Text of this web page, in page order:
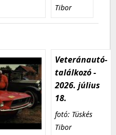
Tibor
Veteránautó-
találkozó -
2026. július
18.
fotó: Tüskés
Tibor